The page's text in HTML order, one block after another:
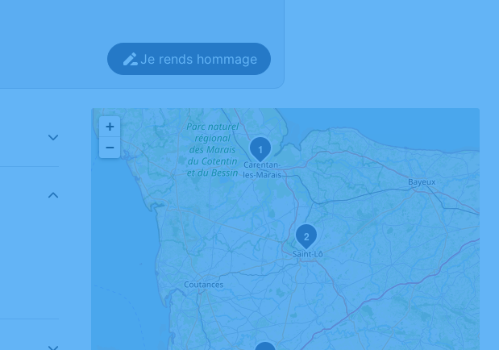
Je rends hommage
1
2
+
−